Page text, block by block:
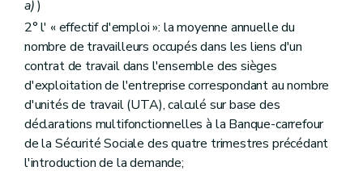
a))
2° l' « effectif d'emploi »: la moyenne annuelle du
nombre de travailleurs occupés dans les liens d'un
contrat de travail dans l'ensemble des sièges
d'exploitation de l'entreprise correspondant au nombre
d'unités de travail (UTA), calculé sur base des
déclarations multifonctionnelles à la Banque-carrefour
de la Sécurité Sociale des quatre trimestres précédant
l'introduction de la demande;